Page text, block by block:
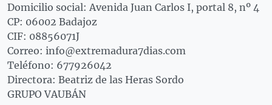
Domicilio social: Avenida Juan Carlos I, portal 8, nº 4
CP: 06002 Badajoz
CIF: 08856071J
Correo: info@extremadura7dias.com
Teléfono: 677926042
Directora: Beatriz de las Heras Sordo
GRUPO VAUBÁN